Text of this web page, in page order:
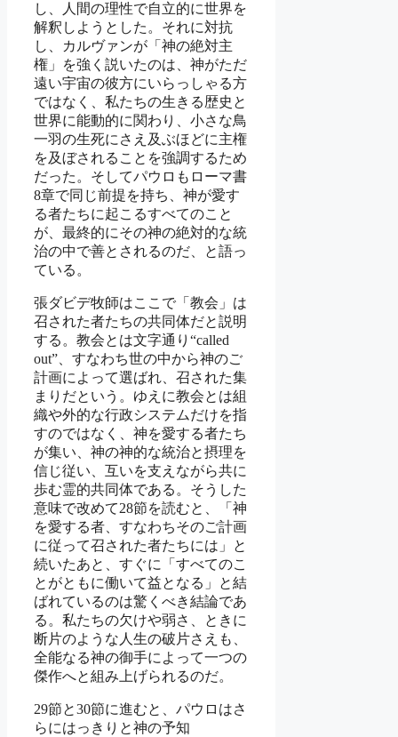
し、人間の理性で自立的に世界を
解釈しようとした。それに対抗
し、カルヴァンが「神の絶対主
権」を強く説いたのは、神がただ
遠い宇宙の彼方にいらっしゃる方
ではなく、私たちの生きる歴史と
世界に能動的に関わり、小さな鳥
一羽の生死にさえ及ぶほどに主権
を及ぼされることを強調するため
だった。そしてパウロもローマ書
8章で同じ前提を持ち、神が愛す
る者たちに起こるすべてのこと
が、最終的にその神の絶対的な統
治の中で善とされるのだ、と語っ
ている。
張ダビデ牧師はここで「教会」は
召された者たちの共同体だと説明
する。教会とは文字通り“called
out”、すなわち世の中から神のご
計画によって選ばれ、召された集
まりだという。ゆえに教会とは組
織や外的な行政システムだけを指
すのではなく、神を愛する者たち
が集い、神の神的な統治と摂理を
信じ従い、互いを支えながら共に
歩む霊的共同体である。そうした
意味で改めて28節を読むと、「神
を愛する者、すなわちそのご計画
に従って召された者たちには」と
続いたあと、すぐに「すべてのこ
とがともに働いて益となる」と結
ばれているのは驚くべき結論であ
る。私たちの欠けや弱さ、ときに
断片のような人生の破片さえも、
全能なる神の御手によって一つの
傑作へと組み上げられるのだ。
29節と30節に進むと、パウロはさ
らにはっきりと神の予知